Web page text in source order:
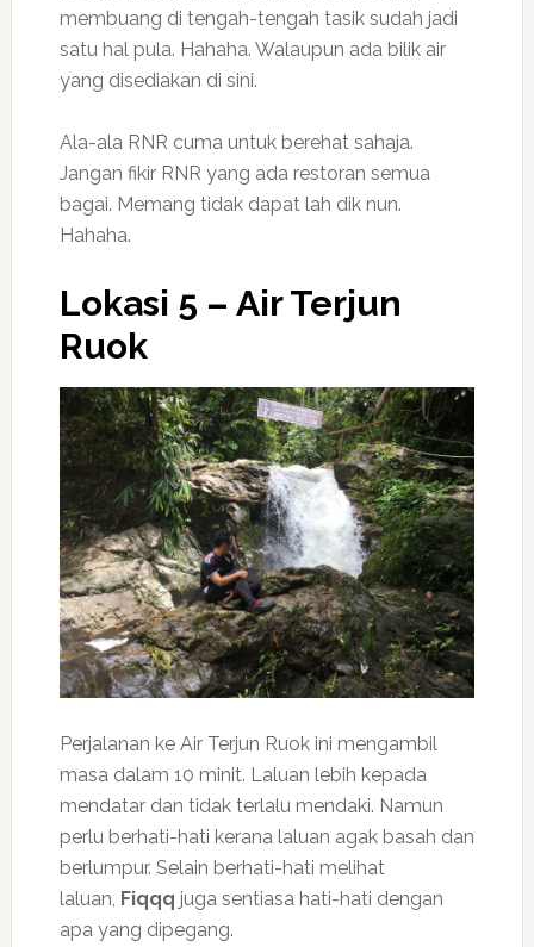
membuang di tengah-tengah tasik sudah jadi
satu hal pula. Hahaha. Walaupun ada bilik air
yang disediakan di sini.
Ala-ala RNR cuma untuk berehat sahaja.
Jangan fikir RNR yang ada restoran semua
bagai. Memang tidak dapat lah dik nun.
Hahaha.
Lokasi 5 – Air Terjun
Ruok
Perjalanan ke Air Terjun Ruok ini mengambil
masa dalam 10 minit. Laluan lebih kepada
mendatar dan tidak terlalu mendaki. Namun
perlu berhati-hati kerana laluan agak basah dan
berlumpur. Selain berhati-hati melihat
laluan, Fiqqq juga sentiasa hati-hati dengan
apa yang dipegang.